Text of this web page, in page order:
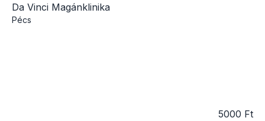
Da Vinci Magánklinika
Pécs
5000 Ft